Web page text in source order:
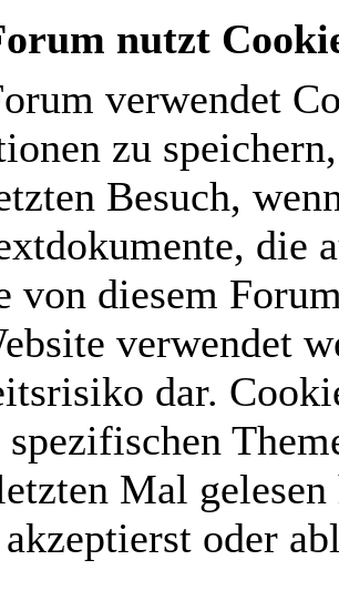
nutzt
verwendet
zu
Besuch,
die
von diesem
verwendet
dar.
Mal
oder